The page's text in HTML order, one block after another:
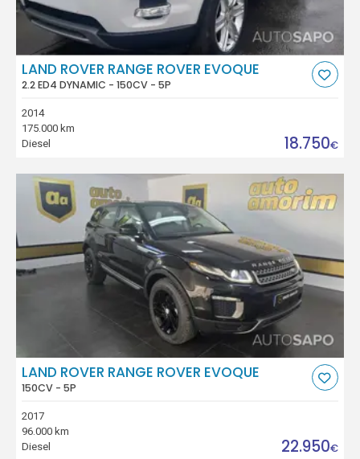
LAND ROVER RANGE ROVER EVOQUE
2.2 ED4 DYNAMIC - 150CV - 5P
2014
175.000 km
Diesel
18.750€
LAND ROVER RANGE ROVER EVOQUE
150CV - 5P
2017
96.000 km
Diesel
22.950€